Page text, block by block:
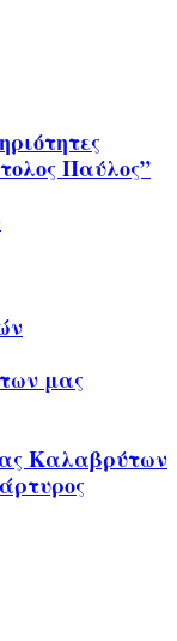
Παύλος”
μας
Καλαβρύτων